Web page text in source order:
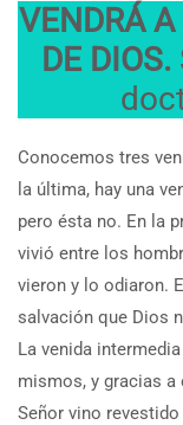
VENDRÁ A
DE DIOS.
Conocemos tres
la última, hay una
pero ésta no. En la
vivió entre los
vieron y lo odiaron.
salvación que Dios
La venida
mismos, y gracias a
Señor vino